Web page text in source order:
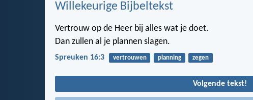
Willekeurige Bijbeltekst
Vertrouw op de Heer bij alles wat je doet.
Dan zullen al je plannen slagen.
Spreuken 16:3 vertrouwen planning zegen
Volgende tekst!